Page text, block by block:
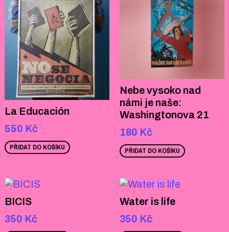
La Educación
550 Kč
PŘIDAT DO KOŠÍKU
Nebe vysoko nad
námi je naše:
Washingtonova 21
180 Kč
PŘIDAT DO KOŠÍKU
BICIS
350 Kč
Water is life
350 Kč